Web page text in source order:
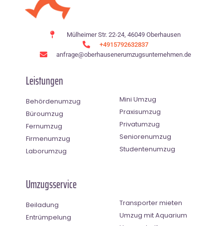
Mülheimer Str. 22-24, 46049 Oberhausen
+4915792632837
anfrage@oberhausenerumzugsunternehmen.de
Leistungen
Behördenumzug
Büroumzug
Fernumzug
Firmenumzug
Laborumzug
Mini Umzug
Praxisumzug
Privatumzug
Seniorenumzug
Studentenumzug
Umzugsservice
Beiladung
Entrümpelung
Transporter mieten
Umzug mit Aquarium